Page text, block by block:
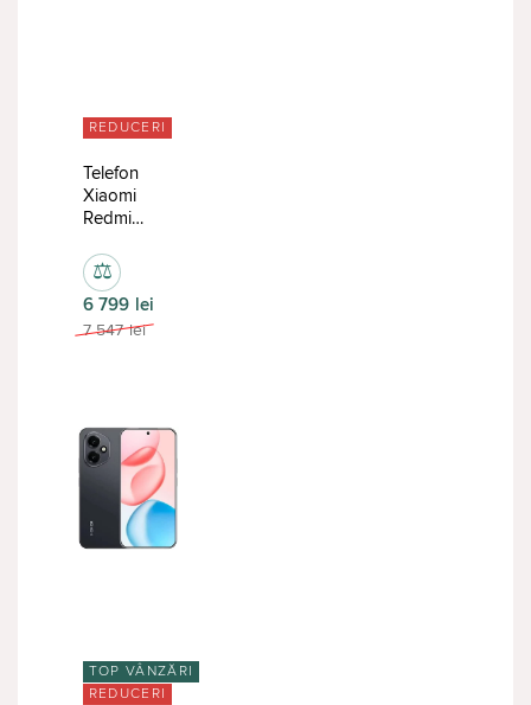
REDUCERI
Telefon
Xiaomi
Redmi
Pro 5G
8/512GB
Black
7 547 lei
6 799 lei
⚖
TOP VÂNZĂRI
REDUCERI